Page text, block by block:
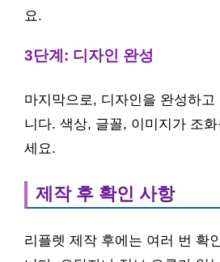
요.
3단계: 디자인 완성
마지막으로, 디자인을 완성하
니다. 색상, 글꼴, 이미지가 조
세요.
제작 후 확인 사항
리플렛 제작 후에는 여러 번 확